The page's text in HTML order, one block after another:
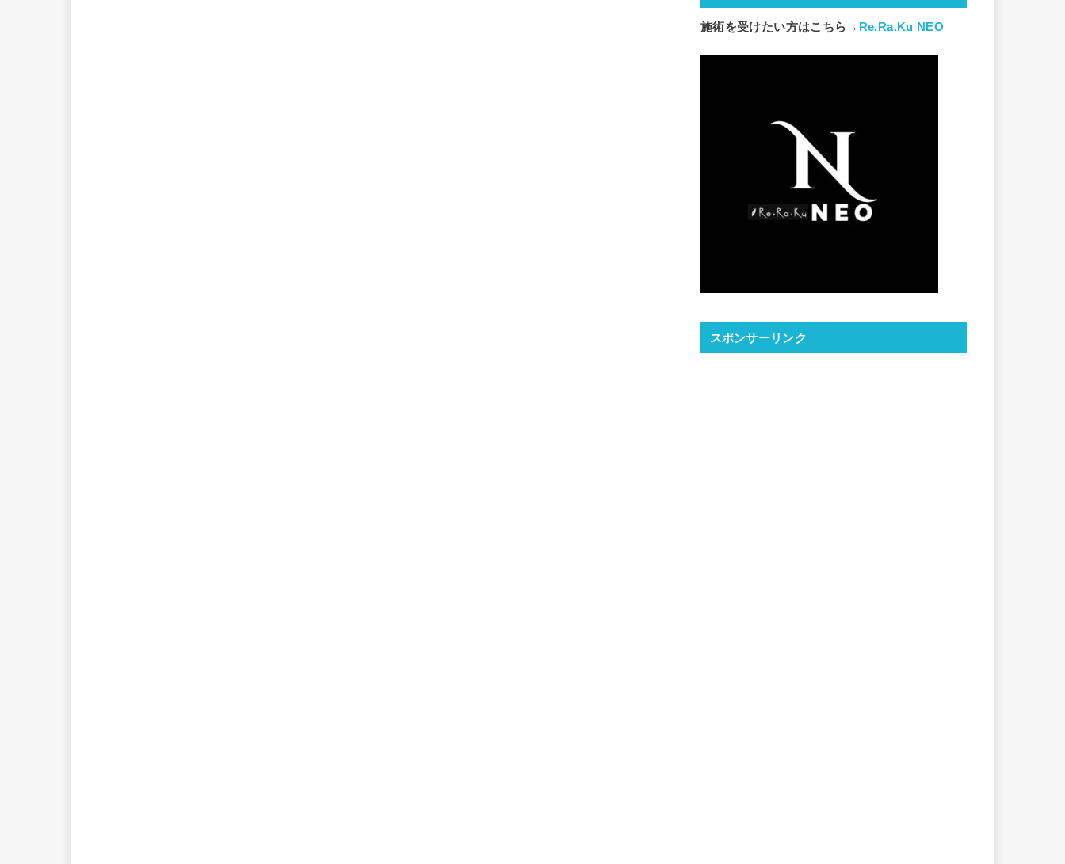
施術を受けたい方はこちら→ Re.Ra.Ku NEO
スポンサーリンク